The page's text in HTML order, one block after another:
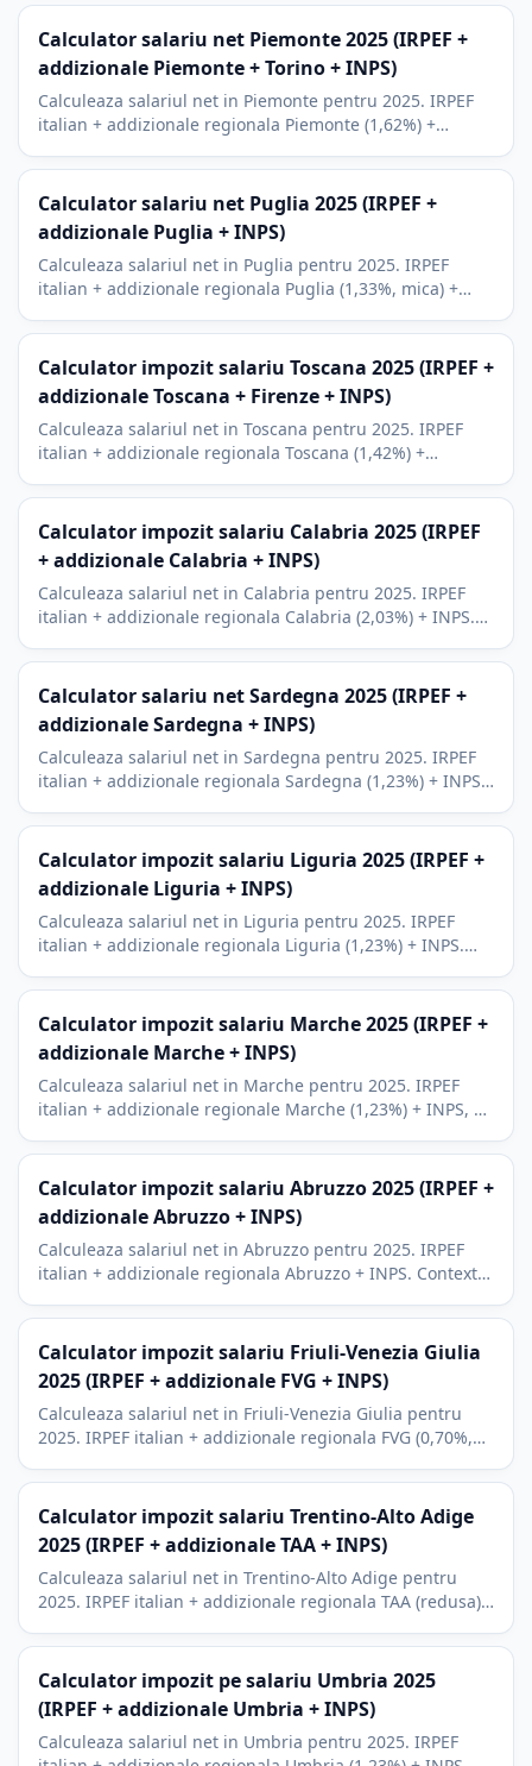
Ferrari Modena.
Calculator salariu net Piemonte 2025 (IRPEF +
addizionale Piemonte + Torino + INPS)
Calculeaza salariul net in Piemonte pentru 2025. IRPEF
italian + addizionale regionala Piemonte (1,62%) +
Calculator salariu net Puglia 2025 (IRPEF +
addizionale Puglia + INPS)
Calculeaza salariul net in Puglia pentru 2025. IRPEF
italian + addizionale regionala Puglia (1,33%, mica) +
Calculator impozit salariu Toscana 2025 (IRPEF +
addizionale Toscana + Firenze + INPS)
Calculeaza salariul net in Toscana pentru 2025. IRPEF
italian + addizionale regionala Toscana (1,42%) +
Pisa.
Calculator impozit salariu Calabria 2025 (IRPEF
+ addizionale Calabria + INPS)
Calculeaza salariul net in Calabria pentru 2025. IRPEF
italian + addizionale regionala Calabria (2,03%) + INPS.
mediteranean.
Calculator salariu net Sardegna 2025 (IRPEF +
addizionale Sardegna + INPS)
Calculeaza salariul net in Sardegna pentru 2025. IRPEF
italian + addizionale regionala Sardegna (1,23%) + INPS.
Calculator impozit salariu Liguria 2025 (IRPEF +
addizionale Liguria + INPS)
Calculeaza salariul net in Liguria pentru 2025. IRPEF
italian + addizionale regionala Liguria (1,23%) + INPS.
Portofino.
Calculator impozit salariu Marche 2025 (IRPEF +
addizionale Marche + INPS)
Calculeaza salariul net in Marche pentru 2025. IRPEF
italian + addizionale regionale Marche (1,23%) + INPS, cu
Calculator impozit salariu Abruzzo 2025 (IRPEF +
addizionale Abruzzo + INPS)
Calculeaza salariul net in Abruzzo pentru 2025. IRPEF
italian + addizionale regionala Abruzzo + INPS. Context
Calculator impozit salariu Friuli-Venezia Giulia
2025 (IRPEF + addizionale FVG + INPS)
Calculeaza salariul net in Friuli-Venezia Giulia pentru
2025. IRPEF italian + addizionale regionala FVG (0,70%,
Pordenone.
Calculator impozit salariu Trentino-Alto Adige
2025 (IRPEF + addizionale TAA + INPS)
Calculeaza salariul net in Trentino-Alto Adige pentru
2025. IRPEF italian + addizionale regionala TAA (redusa)
Calculator impozit pe salariu Umbria 2025
(IRPEF + addizionale Umbria + INPS)
Calculeaza salariul net in Umbria pentru 2025. IRPEF